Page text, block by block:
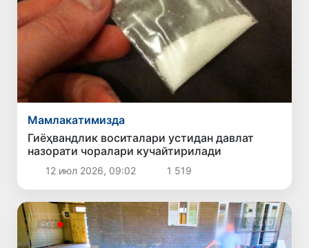
Мамлакатимизда
Гиёҳвандлик воситалари устидан давлат
назорати чоралари кучайтирилади
12 июл 2026, 09:02 1 519